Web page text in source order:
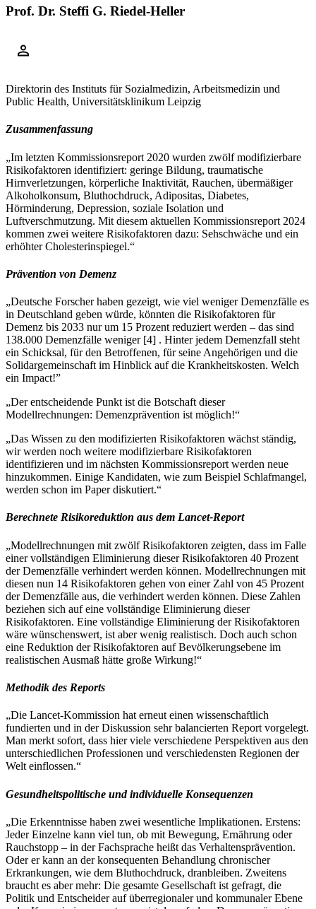
Prof. Dr. Steffi G. Riedel-Heller
Direktorin des Instituts für Sozialmedizin, Arbeitsmedizin und
Public Health, Universitätsklinikum Leipzig
Zusammenfassung
„Im letzten Kommissionsreport 2020 wurden zwölf modifizierbare
Risikofaktoren identifiziert: geringe Bildung, traumatische
Hirnverletzungen, körperliche Inaktivität, Rauchen, übermäßiger
Alkoholkonsum, Bluthochdruck, Adipositas, Diabetes,
Hörminderung, Depression, soziale Isolation und
Luftverschmutzung. Mit diesem aktuellen Kommissionsreport 2024
kommen zwei weitere Risikofaktoren dazu: Sehschwäche und ein
erhöhter Cholesterinspiegel.“
Prävention von Demenz
„Deutsche Forscher haben gezeigt, wie viel weniger Demenzfälle es
in Deutschland geben würde, könnten die Risikofaktoren für
Demenz bis 2033 nur um 15 Prozent reduziert werden – das sind
138.000 Demenzfälle weniger [4] . Hinter jedem Demenzfall steht
ein Schicksal, für den Betroffenen, für seine Angehörigen und die
Solidargemeinschaft im Hinblick auf die Krankheitskosten. Welch
ein Impact!”
„Der entscheidende Punkt ist die Botschaft dieser
Modellrechnungen: Demenzprävention ist möglich!“
„Das Wissen zu den modifizierten Risikofaktoren wächst ständig,
wir werden noch weitere modifizierbare Risikofaktoren
identifizieren und im nächsten Kommissionsreport werden neue
hinzukommen. Einige Kandidaten, wie zum Beispiel Schlafmangel,
werden schon im Paper diskutiert.“
Berechnete Risikoreduktion aus dem Lancet-Report
„Modellrechnungen mit zwölf Risikofaktoren zeigten, dass im Falle
einer vollständigen Eliminierung dieser Risikofaktoren 40 Prozent
der Demenzfälle verhindert werden können. Modellrechnungen mit
diesen nun 14 Risikofaktoren gehen von einer Zahl von 45 Prozent
der Demenzfälle aus, die verhindert werden können. Diese Zahlen
beziehen sich auf eine vollständige Eliminierung dieser
Risikofaktoren. Eine vollständige Eliminierung der Risikofaktoren
wäre wünschenswert, ist aber wenig realistisch. Doch auch schon
eine Reduktion der Risikofaktoren auf Bevölkerungsebene im
realistischen Ausmaß hätte große Wirkung!“
Methodik des Reports
„Die Lancet-Kommission hat erneut einen wissenschaftlich
fundierten und in der Diskussion sehr balancierten Report vorgelegt.
Man merkt sofort, dass hier viele verschiedene Perspektiven aus den
unterschiedlichen Professionen und verschiedensten Regionen der
Welt einflossen.“
Gesundheitspolitische und individuelle Konsequenzen
„Die Erkenntnisse haben zwei wesentliche Implikationen. Erstens:
Jeder Einzelne kann viel tun, ob mit Bewegung, Ernährung oder
Rauchstopp – in der Fachsprache heißt das Verhaltensprävention.
Oder er kann an der konsequenten Behandlung chronischer
Erkrankungen, wie dem Bluthochdruck, dranbleiben. Zweitens
braucht es aber mehr: Die gesamte Gesellschaft ist gefragt, die
Politik und Entscheider auf überregionaler und kommunaler Ebene